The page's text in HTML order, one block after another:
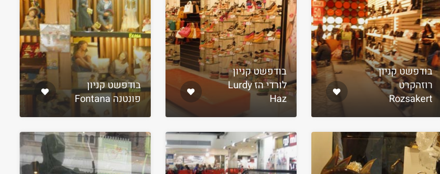
בודפשט קניון
רוזהקרט
Rozsakert
בודפשט קניון
לורדי הז Lurdy
Haz
בודפשט קניון
פונטנה Fontana